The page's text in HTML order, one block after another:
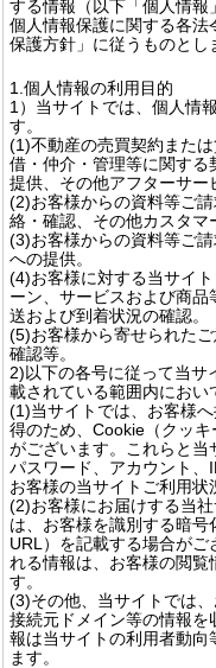
する情報（以下「個人情報
個人情報保護に関する各
保護方針」に従うものとし
1.個人情報の利用目的
1）当サイトでは、個人情
す。
(1)不動産の売買契約また
借・仲介・管理等に関す
提供、その他アフターサー
(2)お客様からの資料等ご
絡・確認、その他カスタマ
(3)お客様からの資料等ご
への提供。
(4)お客様に対する当サイ
ーン、サービスおよび商
送および到着状況の確認。
(5)お客様から寄せられた
確認等。
2)以下の各号に従って当サ
載されている範囲内におい
(1)当サイトでは、お客様
得のため、Cookie（クッ
がございます。これらと当
パスワード、アカウント、
お客様の当サイトご利用状
(2)お客様にお届けする当
は、お客様を識別する暗号
URL）を記載する場合がご
れる情報は、お客様の閲覧
す。
(3)その他、当サイトでは
接続元ドメイン等の情報
報は当サイトの利用者動向
ます。